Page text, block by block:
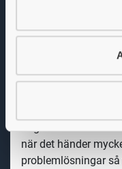
språket om du inte
stand-ups på
Vi erbjuder
På
när det händer
problemlösningar